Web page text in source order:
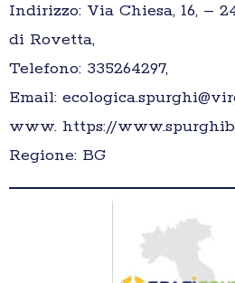
Indirizzo: Via Chiesa, 16, –
di Rovetta,
Telefono: 335264297,
Email:
www. https://
Regione: BG